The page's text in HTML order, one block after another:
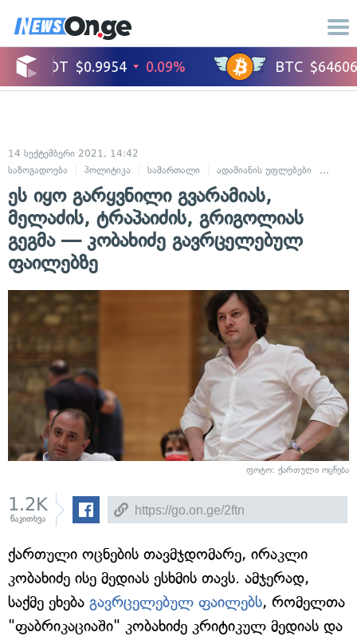
14 სექტემბერი 2021, 14:42
საზოგადოება
პოლიტიკა სამართალი ადამიანის უფლებები
ეს იყო გარყვნილი გვარამიას,
მელაძის, ტრაპაიძის, გრიგოლიას
გეგმა — კობახიძე გავრცელებულ
ფაილებზე
ფოტო: ქართული ოცნება
1.2K
წაკითხვა
ქართული ოცნების თავმჯდომარე, ირაკლი
კობახიძე ისე მედიას ესხმის თავს. ამჯერად,
საქმე ეხება გავრცელებულ ფაილებს, რომელთა
"ფაბრიკაციაში" კობახიძე კრიტიკულ მედიას და